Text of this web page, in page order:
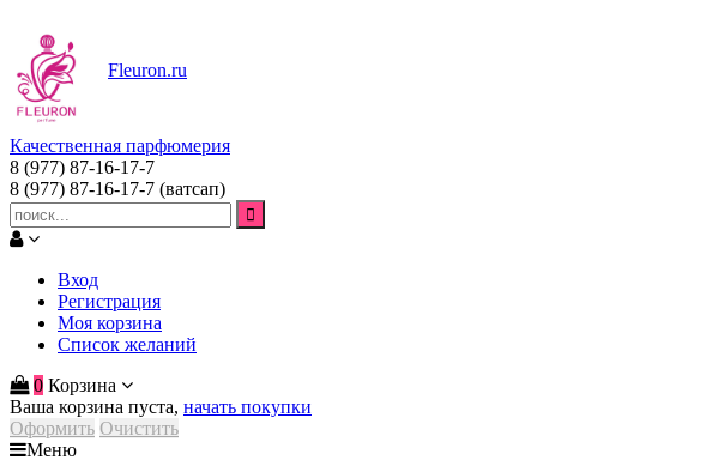
Fleuron.ru
Качественная парфюмерия
8 (977) 87-16-17-7
8 (977) 87-16-17-7 (ватсап)
Вход
Регистрация
Моя корзина
Список желаний
0 Корзина
Ваша корзина пуста, начать покупки
Оформить Очистить
Меню